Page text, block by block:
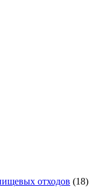
отходов (18)